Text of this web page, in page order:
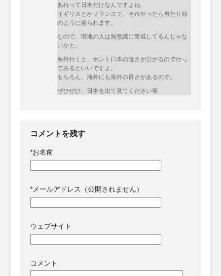
あれって日本だけなんですよね。
イギリスとかフランスで、それやったら当たり前
のように盗られます。
なので、現地の人は無意識に警戒してるんじゃな
いかと。
海外行くと、ホント日本の凄さが分かるので行っ
てみるといいですよ。
もちろん、海外にも海外の良さがあるので。
ぜひぜひ、日本を出て見てください笑
コメントを残す
*お名前
* メールアドレス（公開されません）
ウェブサイト
コメント